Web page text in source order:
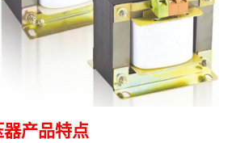
产品特点